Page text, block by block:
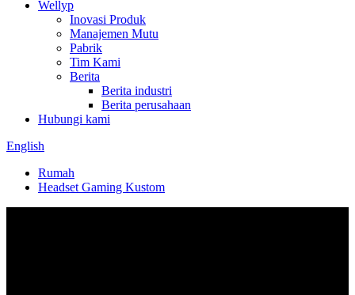
Wellyp
Inovasi Produk
Manajemen Mutu
Pabrik
Tim Kami
Berita
Berita industri
Berita perusahaan
Hubungi kami
English
Rumah
Headset Gaming Kustom